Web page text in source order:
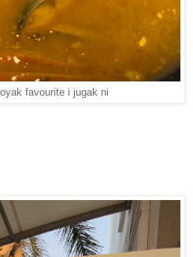
favourite i jugak ni